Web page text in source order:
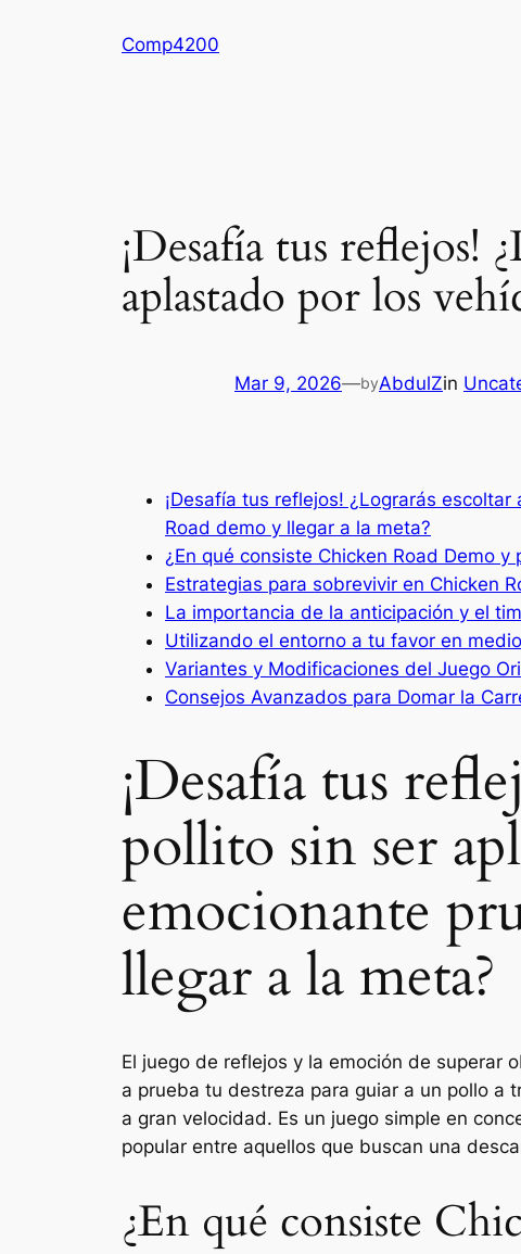
Comp4200
¡Desafía tus reflejos!
aplastado por los
Mar 9, 2026—byAbdulZin
¡Desafía tus reflejos! ¿Lograrás
Road demo y llegar a la meta?
¿En qué consiste Chicken Road Demo
Estrategias para sobrevivir en Chicken
La importancia de la anticipación y el
Utilizando el entorno a tu favor en
Variantes y Modificaciones del Juego
Consejos Avanzados para Domar la
¡Desafía tus
pollito sin ser
emocionante
llegar a la meta?
El juego de reflejos y la emoción de superar
a prueba tu destreza para guiar a un pollo a
a gran velocidad. Es un juego simple en
popular entre aquellos que buscan una
¿En qué consiste